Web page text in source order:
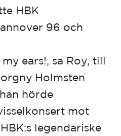
HBK
96 och
ears!, sa Roy, till
Holmsten
hörde
mot
legendariske